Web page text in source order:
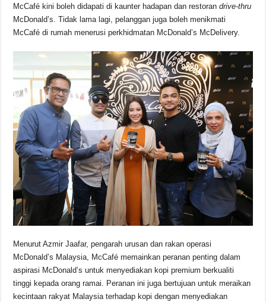
McCafé kini boleh didapati di kaunter hadapan dan restorandrive-thru
McDonald’s. Tidak lama lagi, pelanggan juga boleh menikmati
McCafé di rumah menerusi perkhidmatan McDonald’s McDelivery.
Menurut Azmir Jaafar, pengarah urusan dan rakan operasi
McDonald’s Malaysia, McCafé memainkan peranan penting dalam
aspirasi McDonald’s untuk menyediakan kopi premium berkualiti
tinggi kepada orang ramai. Peranan ini juga bertujuan untuk meraikan
kecintaan rakyat Malaysia terhadap kopi dengan menyediakan